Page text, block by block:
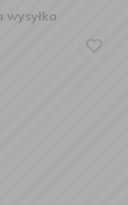
wysyłka